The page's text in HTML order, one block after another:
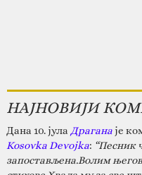
НАЈНОВИЈИ
Дана 10. јула Драганаје
Kosovka Devojka: “Песник
запостављена.Волим